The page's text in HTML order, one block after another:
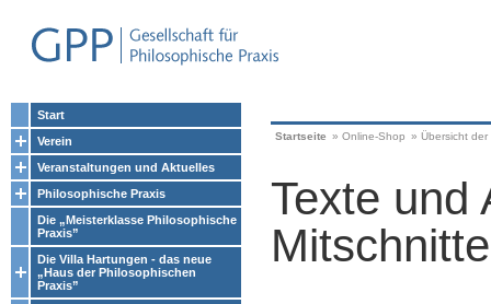
Start
Verein
Veranstaltungen und Aktuelles
Philosophische Praxis
Die „Meisterklasse Philosophische
Praxis”
Die Villa Hartungen - das neue
„Haus der Philosophischen
Praxis”
Startseite » Online-Shop » Übersicht
Texte und
Mitschnitte